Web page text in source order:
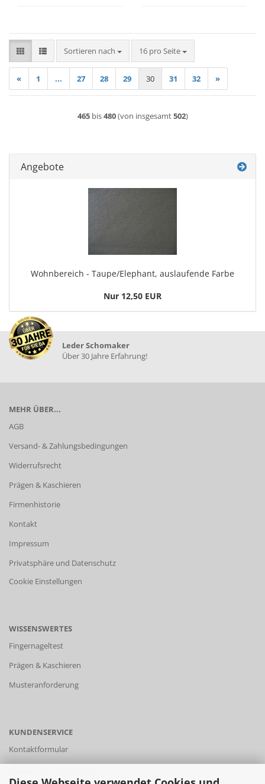
Sortieren nach
Sortieren nach 16 pro Seite
pro Seite
« 1 ... 27 28 29 30 31 32 »
465bis480(von insgesamt502)
Angebote
Wohnbereich - Taupe/Elephant, auslaufende Farbe
Nur 12,50 EUR
Leder Schomaker
Über 30 Jahre Erfahrung!
MEHR ÜBER...
AGB
Versand- & Zahlungsbedingungen
Widerrufsrecht
Prägen & Kaschieren
Firmenhistorie
Kontakt
Impressum
Privatsphäre und Datenschutz
Cookie Einstellungen
WISSENSWERTES
Fingernageltest
Prägen & Kaschieren
Musteranforderung
KUNDENSERVICE
Kontaktformular